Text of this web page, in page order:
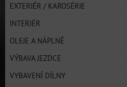
EXTERIÉR / KAROSÉRIE
INTERIÉR
OLEJE A NÁPLNĚ
VÝBAVA JEZDCE
VYBAVENÍ DÍLNY